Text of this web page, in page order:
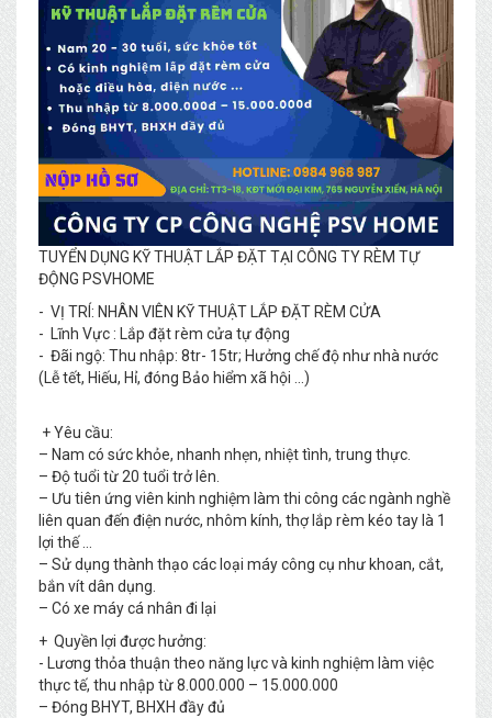
TUYỂN DỤNG KỸ THUẬT LẮP ĐẶT TẠI CÔNG TY RÈM TỰ
ĐỘNG PSVHOME
- VỊ TRÍ: NHÂN VIÊN KỸ THUẬT LẮP ĐẶT RÈM CỬA
- Lĩnh Vực : Lắp đặt rèm cửa tự động
- Đãi ngộ: Thu nhập: 8tr- 15tr; Hưởng chế độ như nhà nước
(Lễ tết, Hiếu, Hỉ, đóng Bảo hiểm xã hội ...)
+ Yêu cầu:
– Nam có sức khỏe, nhanh nhẹn, nhiệt tình, trung thực.
– Độ tuổi từ 20 tuổi trở lên.
– Ưu tiên ứng viên kinh nghiệm làm thi công các ngành nghề
liên quan đến điện nước, nhôm kính, thợ lắp rèm kéo tay là 1
lợi thế …
– Sử dụng thành thạo các loại máy công cụ như khoan, cắt,
bắn vít dân dụng.
– Có xe máy cá nhân đi lại
+ Quyền lợi được hưởng:
- Lương thỏa thuận theo năng lực và kinh nghiệm làm việc
thực tế, thu nhập từ 8.000.000 – 15.000.000
– Đóng BHYT, BHXH đầy đủ